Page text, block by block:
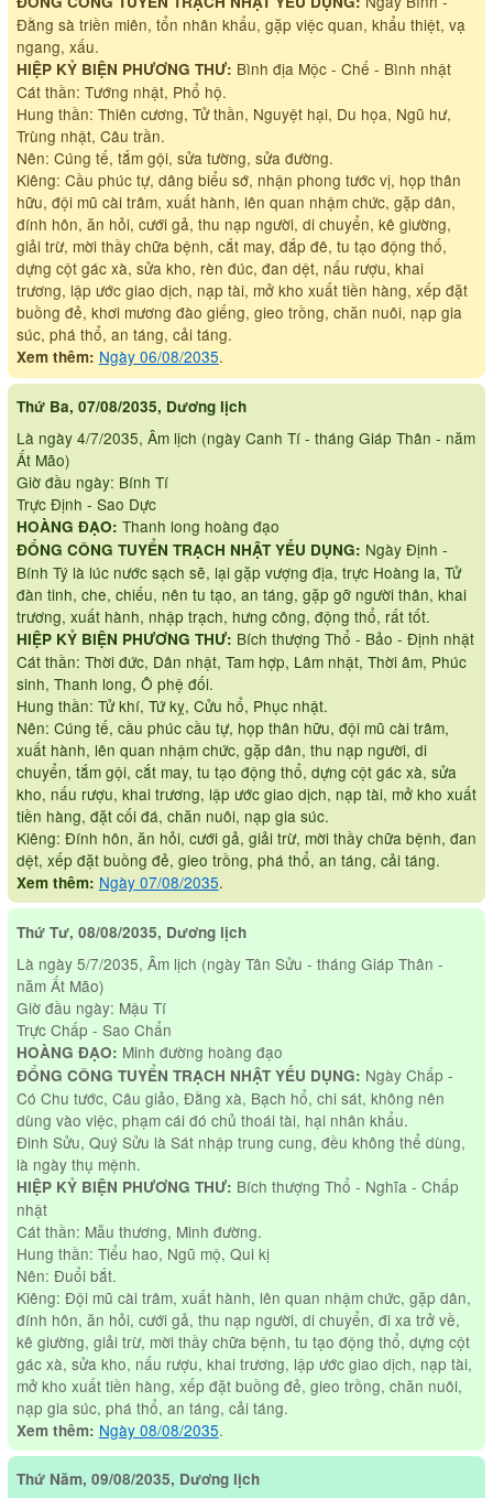
Đằng sà triền miên, tổn nhân khẩu, gặp việc quan, khẩu thiệt, vạ
ngang, xấu.
HIỆP KỶ BIỆN PHƯƠNG THƯ: Bình địa Mộc - Chế - Bình nhật
Cát thần: Tướng nhật, Phổ hộ.
Hung thần: Thiên cương, Tử thần, Nguyệt hại, Du họa, Ngũ hư,
Trùng nhật, Câu trần.
Nên: Cúng tế, tắm gội, sửa tường, sửa đường.
Kiêng: Cầu phúc tự, dâng biểu sớ, nhận phong tước vị, họp thân
hữu, đội mũ cài trâm, xuất hành, lên quan nhậm chức, gặp dân,
đính hôn, ăn hỏi, cưới gả, thu nạp người, di chuyển, kê giường,
giải trừ, mời thầy chữa bệnh, cắt may, đắp đê, tu tạo động thố,
dựng cột gác xà, sửa kho, rèn đúc, đan dệt, nấu rượu, khai
trương, lập ước giao dịch, nạp tài, mở kho xuất tiền hàng, xếp đặt
buồng đẻ, khơi mương đào giếng, gieo trồng, chăn nuôi, nạp gia
súc, phá thổ, an táng, cải táng.
Xem thêm: Ngày 06/08/2035.
Thứ Ba, 07/08/2035, Dương lịch
Là ngày 4/7/2035, Âm lịch (ngày Canh Tí - tháng Giáp Thân - năm
Ất Mão)
Giờ đầu ngày: Bính Tí
Trực Định - Sao Dực
HOÀNG ĐẠO: Thanh long hoàng đạo
ĐỔNG CÔNG TUYỂN TRẠCH NHẬT YẾU DỤNG: Ngày Định -
Bính Tý là lúc nước sạch sẽ, lại gặp vượng địa, trực Hoàng la, Tử
đàn tinh, che, chiếu, nên tu tạo, an táng, gặp gỡ người thân, khai
trương, xuất hành, nhập trạch, hưng công, động thổ, rất tốt.
HIỆP KỶ BIỆN PHƯƠNG THƯ: Bích thượng Thổ - Bảo - Định nhật
Cát thần: Thời đức, Dân nhật, Tam hợp, Lâm nhật, Thời âm, Phúc
sinh, Thanh long, Ô phệ đối.
Hung thần: Tử khí, Tứ kỵ, Cửu hổ, Phục nhật.
Nên: Cúng tế, cầu phúc cầu tự, họp thân hữu, đội mũ cài trâm,
xuất hành, lên quan nhậm chức, gặp dân, thu nạp người, di
chuyển, tắm gội, cắt may, tu tạo động thổ, dựng cột gác xà, sửa
kho, nấu rượu, khai trương, lập ước giao dịch, nạp tài, mở kho xuất
tiền hàng, đặt cối đá, chăn nuôi, nạp gia súc.
Kiêng: Đính hôn, ăn hỏi, cưới gả, giải trừ, mời thầy chữa bệnh, đan
dệt, xếp đặt buồng đẻ, gieo trồng, phá thổ, an táng, cải táng.
Xem thêm: Ngày 07/08/2035.
Thứ Tư, 08/08/2035, Dương lịch
Là ngày 5/7/2035, Âm lịch (ngày Tân Sửu - tháng Giáp Thân -
năm Ất Mão)
Giờ đầu ngày: Mậu Tí
Trực Chấp - Sao Chẩn
HOÀNG ĐẠO: Minh đường hoàng đạo
ĐỔNG CÔNG TUYỂN TRẠCH NHẬT YẾU DỤNG: Ngày Chấp -
Có Chu tước, Câu giảo, Đằng xà, Bạch hổ, chi sát, không nên
dùng vào việc, phạm cái đó chủ thoái tài, hại nhân khẩu.
Đinh Sửu, Quý Sửu là Sát nhập trung cung, đều không thể dùng,
là ngày thụ mệnh.
HIỆP KỶ BIỆN PHƯƠNG THƯ: Bích thượng Thổ - Nghĩa - Chấp
nhật
Cát thần: Mẫu thương, Minh đường.
Hung thần: Tiểu hao, Ngũ mộ, Qui kị
Nên: Đuổi bắt.
Kiêng: Đội mũ cài trâm, xuất hành, lên quan nhậm chức, gặp dân,
đính hôn, ăn hỏi, cưới gả, thu nạp người, di chuyển, đi xa trở về,
kê giường, giải trừ, mời thầy chữa bệnh, tu tạo động thổ, dựng cột
gác xà, sửa kho, nấu rượu, khai trương, lập ước giao dịch, nạp tài,
mở kho xuất tiền hàng, xếp đặt buồng đẻ, gieo trồng, chăn nuôi,
nạp gia súc, phá thổ, an táng, cải táng.
Xem thêm: Ngày 08/08/2035.
Thứ Năm, 09/08/2035, Dương lịch